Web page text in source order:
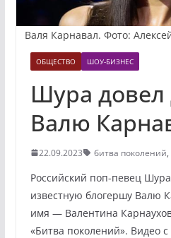
Валя Карнавал. Фото:
ОБЩЕСТВО ШОУ-БИЗНЕС
Шура довел
Валю
22.09.2023 битва поколений,
Российский поп-певец
известную блогершу Валю
имя — Валентина
«Битва поколений». Видео